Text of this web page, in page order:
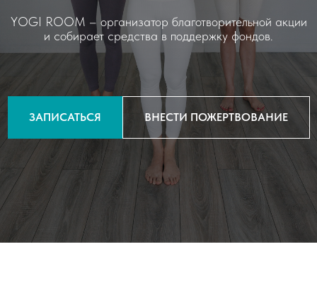
YOGI ROOM – организатор благотворительной акции
и собирает средства в поддержку фондов.
ЗАПИСАТЬСЯ ВНЕСТИ ПОЖЕРТВОВАНИЕ